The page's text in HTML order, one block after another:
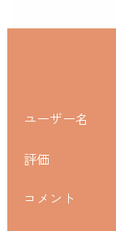
ユーザー名
評価
コメント